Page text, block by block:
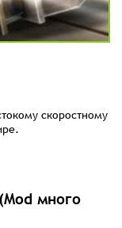
скоростному
много